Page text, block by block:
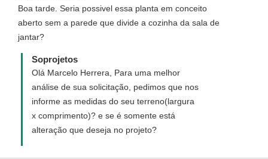
Boa tarde. Seria possivel essa planta em conceito
aberto sem a parede que divide a cozinha da sala de
jantar?
Soprojetos
Olá Marcelo Herrera, Para uma melhor
análise de sua solicitação, pedimos que nos
informe as medidas do seu terreno(largura
x comprimento)? e se é somente está
alteração que deseja no projeto?